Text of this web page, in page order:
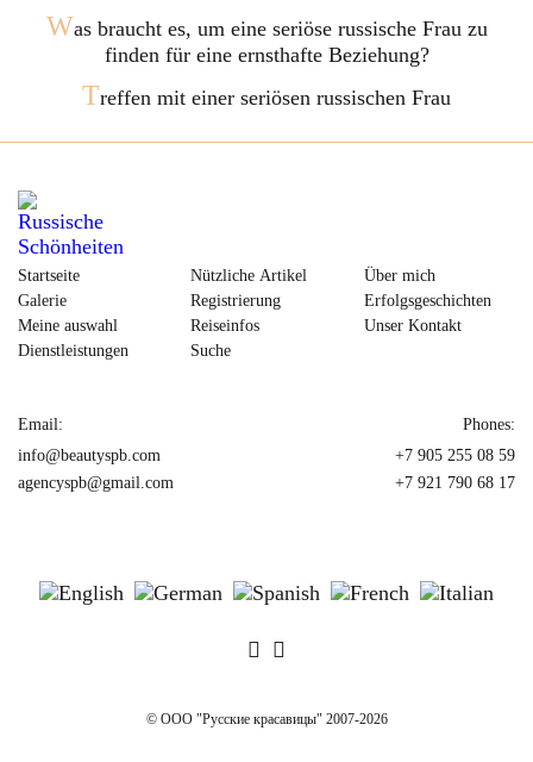
Was braucht es, um eine seriöse russische Frau zu
finden für eine ernsthafte Beziehung?
Treffen mit einer seriösen russischen Frau
Startseite
Galerie
Meine auswahl
Dienstleistungen
Nützliche Artikel
Registrierung
Reiseinfos
Suche
Über mich
Erfolgsgeschichten
Unser Kontakt
Email:
info@beautyspb.com
agencyspb@gmail.com
Phones:
+7 905 255 08 59
+7 921 790 68 17
© OOO "Русские красавицы" 2007-2026